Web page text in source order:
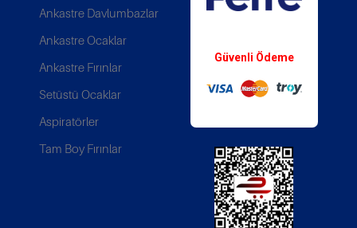
Ankastre Davlumbazlar
Ankastre Ocaklar
Ankastre Fırınlar
Setüstü Ocaklar
Aspiratörler
Tam Boy Fırınlar
Güvenli Ödeme